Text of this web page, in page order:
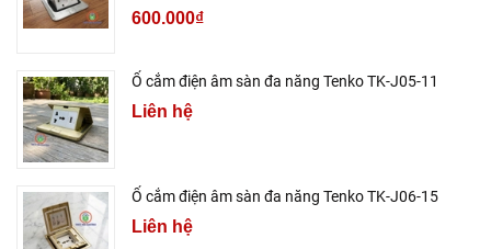
600.000₫
Ổ cắm điện âm sàn đa năng Tenko TK-J05-11
Liên hệ
Ổ cắm điện âm sàn đa năng Tenko TK-J06-15
Liên hệ